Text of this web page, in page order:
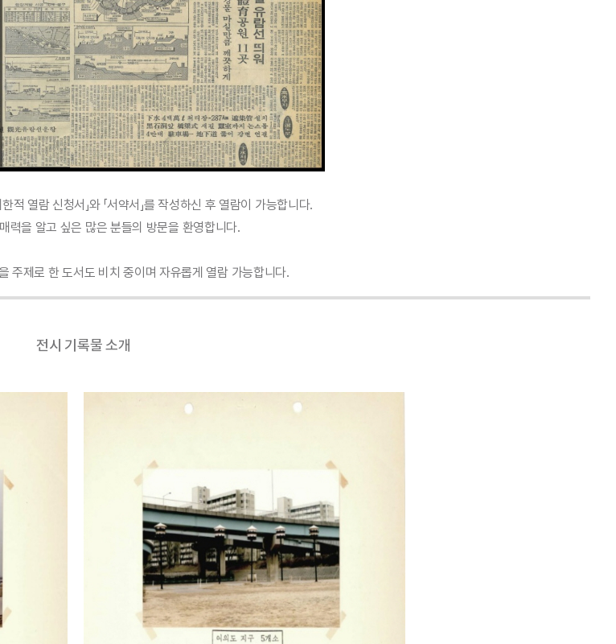
적 열람 신청서」와 「서약서」를 작성하신 후 열람이 가능합니다.
력을 알고 싶은 많은 분들의 방문을 환영합니다.
주제로 한 도서도 비치 중이며 자유롭게 열람 가능합니다.
전시 기록물 소개